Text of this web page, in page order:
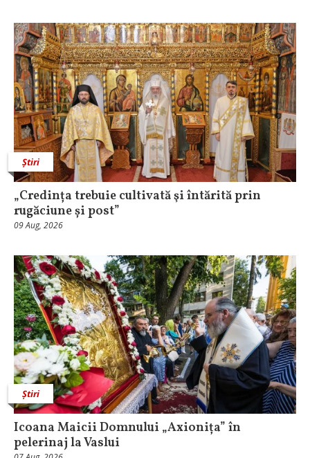
Știri
„Credința trebuie cultivată şi întărită prin
rugăciune și post”
09 Aug, 2026
Știri
Icoana Maicii Domnului „Axionița” în
pelerinaj la Vaslui